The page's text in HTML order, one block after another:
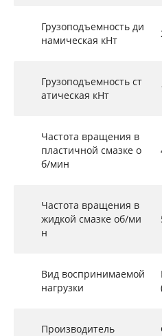
Грузоподъемность ди
намическая кНт
Грузоподъемность ст
атическая кНт
Частота вращения в
пластичной смазке о
б/мин
Частота вращения в
жидкой смазке об/ми
н
Вид воспринимаемой
нагрузки
Производитель